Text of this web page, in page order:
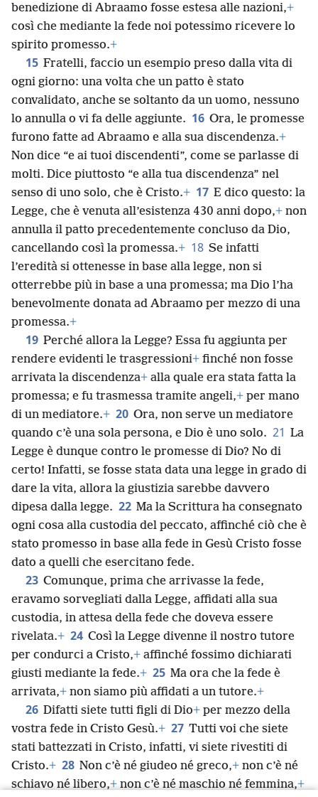
benedizione di Abraamo fosse estesa alle nazioni,+
così che mediante la fede noi potessimo ricevere lo
spirito promesso.+
15 Fratelli, faccio un esempio preso dalla vita di
ogni giorno: una volta che un patto è stato
convalidato, anche se soltanto da un uomo, nessuno
lo annulla o vi fa delle aggiunte. 16 Ora, le promesse
furono fatte ad Abraamo e alla sua discendenza.+
Non dice “e ai tuoi discendenti”, come se parlasse di
molti. Dice piuttosto “e alla tua discendenza” nel
senso di uno solo, che è Cristo.+ 17 E dico questo: la
Legge, che è venuta all’esistenza 430 anni dopo,+ non
annulla il patto precedentemente concluso da Dio,
cancellando così la promessa.+ 18 Se infatti
l’eredità si ottenesse in base alla legge, non si
otterrebbe più in base a una promessa; ma Dio l’ha
benevolmente donata ad Abraamo per mezzo di una
promessa.+
19 Perché allora la Legge? Essa fu aggiunta per
rendere evidenti le trasgressioni+ finché non fosse
arrivata la discendenza+ alla quale era stata fatta la
promessa; e fu trasmessa tramite angeli,+ per mano
di un mediatore.+ 20 Ora, non serve un mediatore
quando c’è una sola persona, e Dio è uno solo. 21 La
Legge è dunque contro le promesse di Dio? No di
certo! Infatti, se fosse stata data una legge in grado di
dare la vita, allora la giustizia sarebbe davvero
dipesa dalla legge. 22 Ma la Scrittura ha consegnato
ogni cosa alla custodia del peccato, affinché ciò che è
stato promesso in base alla fede in Gesù Cristo fosse
dato a quelli che esercitano fede.
23 Comunque, prima che arrivasse la fede,
eravamo sorvegliati dalla Legge, affidati alla sua
custodia, in attesa della fede che doveva essere
rivelata.+ 24 Così la Legge divenne il nostro tutore
per condurci a Cristo,+ affinché fossimo dichiarati
giusti mediante la fede.+ 25 Ma ora che la fede è
arrivata,+ non siamo più affidati a un tutore.+
26 Difatti siete tutti figli di Dio+ per mezzo della
vostra fede in Cristo Gesù.+ 27 Tutti voi che siete
stati battezzati in Cristo, infatti, vi siete rivestiti di
Cristo.+ 28 Non c’è né giudeo né greco,+ non c’è né
schiavo né libero,+non c’è né maschio né femmina,+